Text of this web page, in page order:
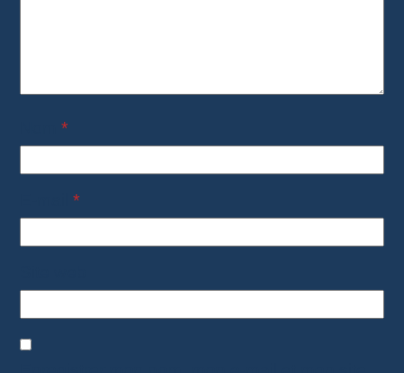
Nom*
E-mail*